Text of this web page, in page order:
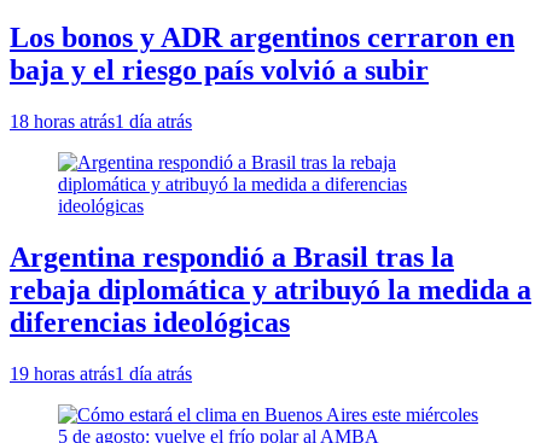
Los bonos y ADR argentinos cerraron en
baja y el riesgo país volvió a subir
18 horas atrás1 día atrás
Argentina respondió a Brasil tras la
rebaja diplomática y atribuyó la medida a
diferencias ideológicas
19 horas atrás1 día atrás